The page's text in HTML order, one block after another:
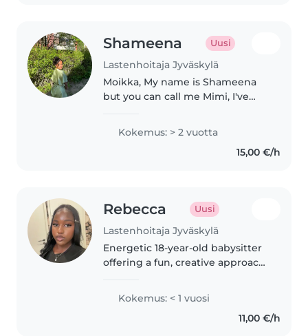
Shameena Uusi
Lastenhoitaja Jyväskylä
Moikka, My name is Shameena
but you can call me Mimi, I've
have been an aupair in Spain
and worked with animation in
hotels for kids as well. I'm easy..
Kokemus: > 2 vuotta
15,00 €/h
Rebecca Uusi
Lastenhoitaja Jyväskylä
Energetic 18-year-old babysitter
offering a fun, creative approach
Finnish with experience with
preschoolers through teens. I
Kokemus: < 1 vuosi
11,00 €/h